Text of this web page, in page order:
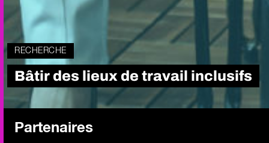
RECHERCHE
Bâtir des lieux de travail inclusifs
Partenaires